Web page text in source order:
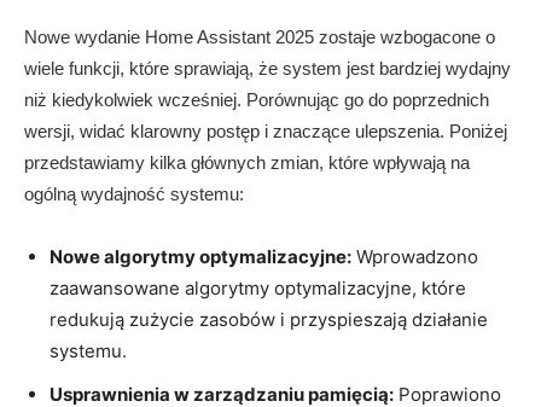
Nowe wydanie Home Assistant 2025 zostaje wzbogacone o
wiele ⁤funkcji,⁣ które ⁢sprawiają, że system jest bardziej wydajny
niż kiedykolwiek wcześniej. ⁢Porównując go do poprzednich
wersji,⁣ widać klarowny postęp i znaczące‍ ulepszenia. Poniżej
przedstawiamy kilka głównych zmian, ⁢które wpływają ‍na
ogólną wydajność systemu:
Nowe algorytmy optymalizacyjne: Wprowadzono
zaawansowane algorytmy ‍optymalizacyjne, które
redukują zużycie zasobów ⁢i przyspieszają działanie
systemu.
Usprawnienia w zarządzaniu pamięcią: Poprawiono